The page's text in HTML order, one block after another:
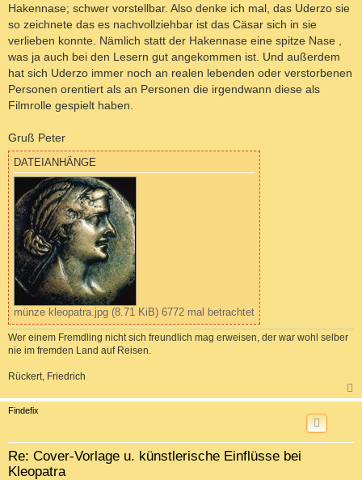
Hakennase; schwer vorstellbar. Also denke ich mal, das Uderzo sie
so zeichnete das es nachvollziehbar ist das Cäsar sich in sie
verlieben konnte. Nämlich statt der Hakennase eine spitze Nase ,
was ja auch bei den Lesern gut angekommen ist. Und außerdem
hat sich Uderzo immer noch an realen lebenden oder verstorbenen
Personen orentiert als an Personen die irgendwann diese als
Filmrolle gespielt haben.
Gruß Peter
DATEIANHÄNGE
münze kleopatra.jpg (8.71 KiB) 6772 mal betrachtet
Wer einem Fremdling nicht sich freundlich mag erweisen, der war wohl selber
nie im fremden Land auf Reisen.
Rückert, Friedrich
a
Findefix
Re: Cover-Vorlage u. künstlerische Einflüsse bei
Kleopatra